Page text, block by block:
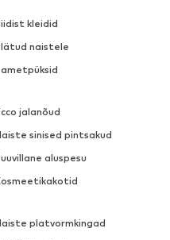
kleidid
naistele
jalanõud
sinised pintsakud
aluspesu
platvormkingad